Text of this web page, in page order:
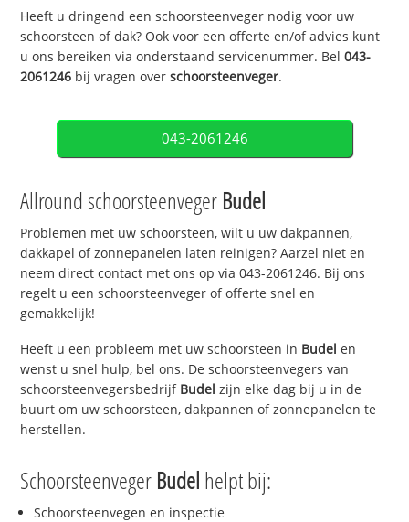
Heeft u dringend een schoorsteenveger nodig voor uw
schoorsteen of dak? Ook voor een offerte en/of advies kunt
u ons bereiken via onderstaand servicenummer. Bel043-
2061246 bij vragen overschoorsteenveger.
043-2061246
Allround schoorsteenveger Budel
Problemen met uw schoorsteen, wilt u uw dakpannen,
dakkapel of zonnepanelen laten reinigen? Aarzel niet en
neem direct contact met ons op via 043-2061246. Bij ons
regelt u een schoorsteenveger of offerte snel en
gemakkelijk!
Heeft u een probleem met uw schoorsteen in Budel en
wenst u snel hulp, bel ons. De schoorsteenvegers van
schoorsteenvegersbedrijf Budel zijn elke dag bij u in de
buurt om uw schoorsteen, dakpannen of zonnepanelen te
herstellen.
Schoorsteenveger Budel helpt bij:
Schoorsteenvegen en inspectie